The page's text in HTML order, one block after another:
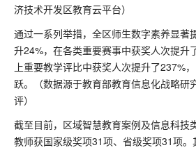
济技术开发区教育云平台）
通过一系列举措，全区师生数字素养显著
升24%，在各类重要赛事中获奖人次提升
上重要教学评比中获奖人次提升了237%
跃。（数据源于教育部教育信息化战略研
评）
截至目前，区域智慧教育案例及信息科技
教师获国家级奖项31项、省级奖项31项